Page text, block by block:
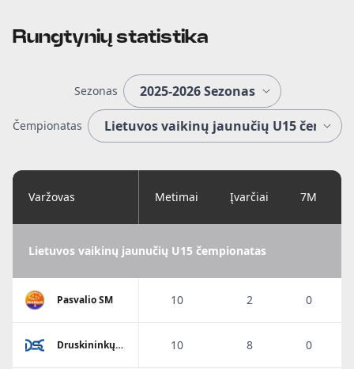
Rungtynių statistika
Sezonas
Čempionatas
Varžovas Metimai Įvarčiai 7M
Lietuvos vaikinų jaunučių U15 čempionatas
Pasvalio SM 10 2 0
Druskininkų
10 8 0